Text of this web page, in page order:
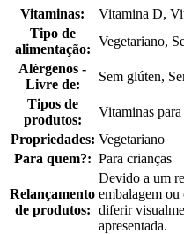
Vitaminas:
Vitamina D,
Tipo de
alimentação:
Vegetariano,
Alérgenos -
Livre de:
Sem glúten,
Tipos de
produtos:
Vitaminas
Propriedades: Vegetariano
Para quem?: Para crianças
Relançamento
de produtos:
Devido a um
embalagem
diferir
apresentada.